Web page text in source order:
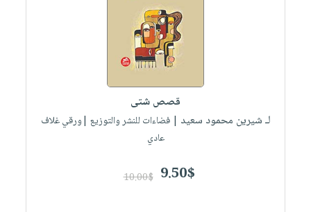
قصص شتى
لـ شيرين محمود سعيد | فضاءات للنشر والتوزيع |ورقي غلاف
عادي
9.50$
10.00$